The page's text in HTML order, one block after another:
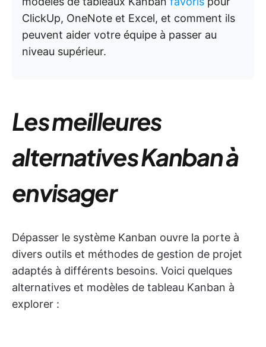
ClickUp, OneNote et Excel, et comment ils
peuvent aider votre équipe à passer au
niveau supérieur.
Les meilleures
alternatives Kanban à
envisager
Dépasser le système Kanban ouvre la porte à
divers outils et méthodes de gestion de projet
adaptés à différents besoins. Voici quelques
alternatives et modèles de tableau Kanban à
explorer :